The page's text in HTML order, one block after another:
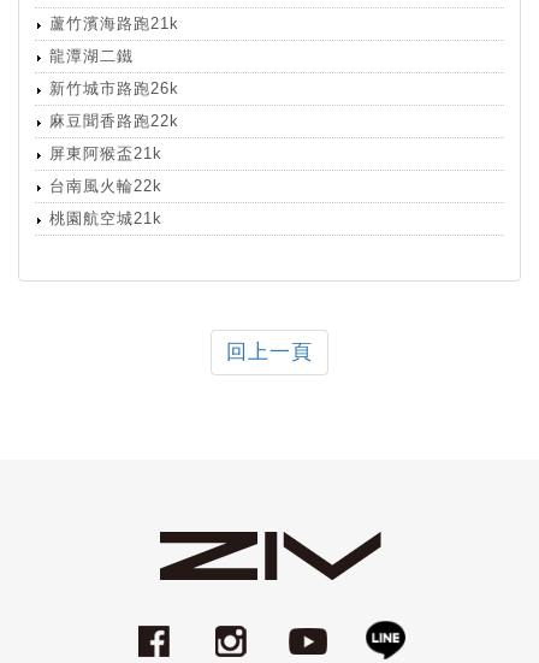
蘆竹濱海路跑21k
龍潭湖二鐵
新竹城市路跑26k
麻豆聞香路跑22k
屏東阿猴盃21k
台南風火輪22k
桃園航空城21k
回上一頁